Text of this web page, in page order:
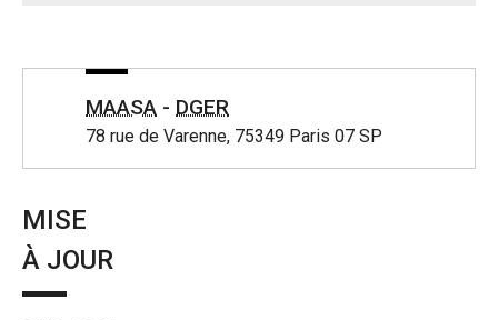
MAASA - DGER
78 rue de Varenne, 75349 Paris 07 SP
MISE
À JOUR